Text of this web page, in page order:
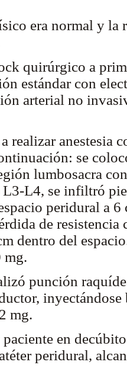
era normal y la
quirúrgico a
estándar con
arterial no
realizar anestesia
se
lumbosacra
L3-L4, se infiltró
peridural a
de
dentro del
mg.
punción
mg.
paciente en
peridural,